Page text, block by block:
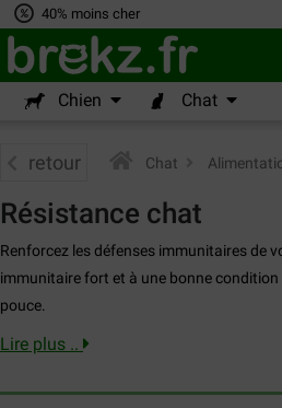
40% moins cher
Chien Chat
retour Chat
Résistance chat
Renforcez les défenses immunitaires de
immunitaire fort et à une bonne
pouce.
Lire plus ..